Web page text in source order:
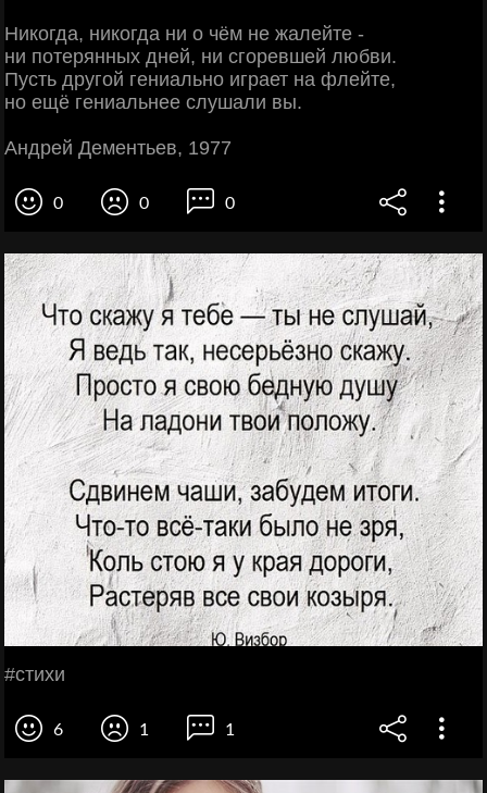
Никогда, никогда ни о чём не жалейте -
ни потерянных дней, ни сгоревшей любви.
Пусть другой гениально играет на флейте,
но ещё гениальнее слушали вы.
Андрей Дементьев, 1977
0 0 0
#стихи
6 1 1